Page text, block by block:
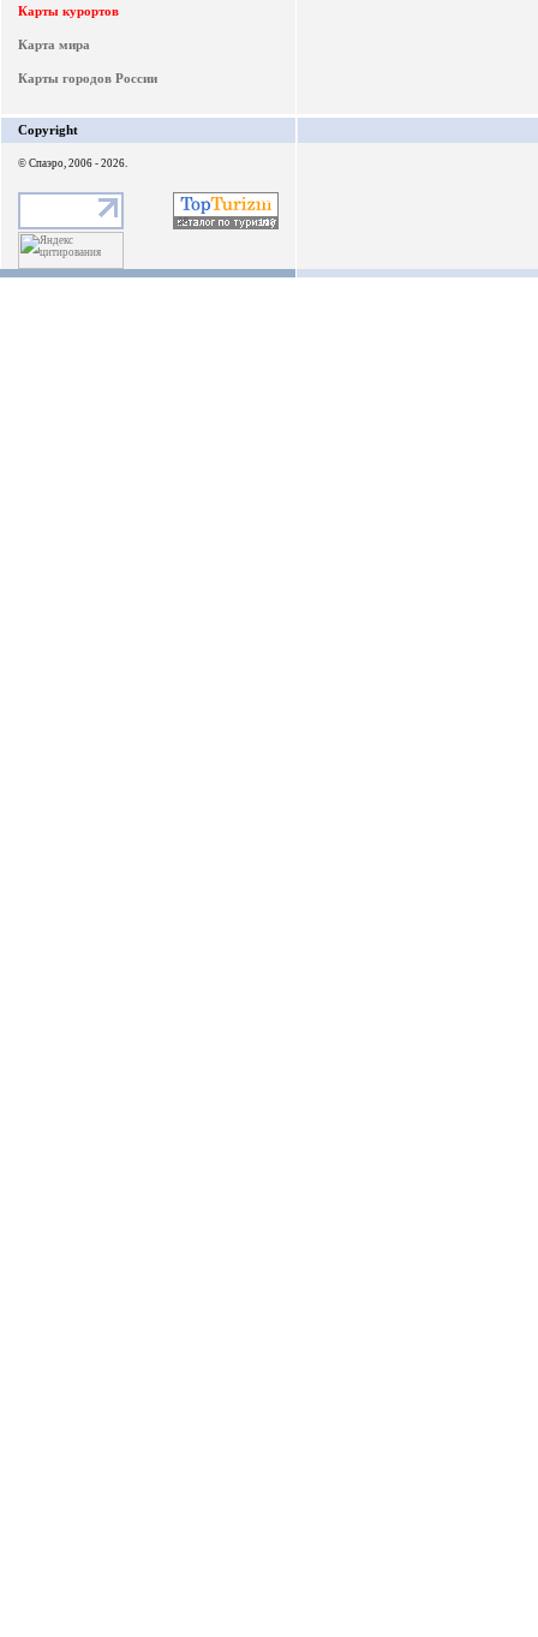
Карты курортов
Карта мира
Карты городов России
Copyright
© Спаэро, 2006 - 2026.